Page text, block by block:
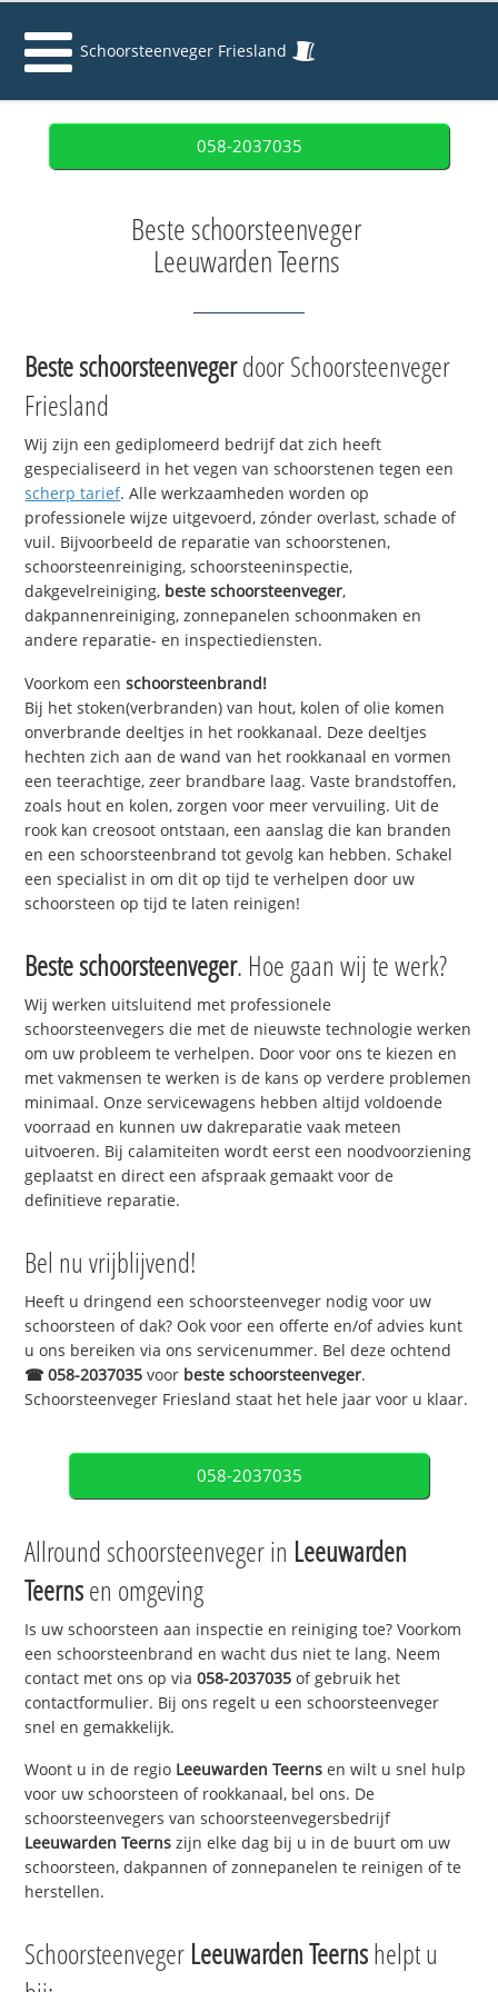
Schoorsteenveger Friesland
058-2037035
Beste schoorsteenveger
Leeuwarden Teerns
Beste schoorsteenvegerdoor Schoorsteenveger
Friesland
Wij zijn een gediplomeerd bedrijf dat zich heeft
gespecialiseerd in het vegen van schoorstenen tegen een
scherp tarief. Alle werkzaamheden worden op
professionele wijze uitgevoerd, zónder overlast, schade of
vuil. Bijvoorbeeld de reparatie van schoorstenen,
schoorsteenreiniging, schoorsteeninspectie,
dakgevelreiniging, beste schoorsteenveger,
dakpannenreiniging, zonnepanelen schoonmaken en
andere reparatie- en inspectiediensten.
Voorkom eenschoorsteenbrand!
Bij het stoken(verbranden) van hout, kolen of olie komen
onverbrande deeltjes in het rookkanaal. Deze deeltjes
hechten zich aan de wand van het rookkanaal en vormen
een teerachtige, zeer brandbare laag. Vaste brandstoffen,
zoals hout en kolen, zorgen voor meer vervuiling. Uit de
rook kan creosoot ontstaan, een aanslag die kan branden
en een schoorsteenbrand tot gevolg kan hebben. Schakel
een specialist in om dit op tijd te verhelpen door uw
schoorsteen op tijd te laten reinigen!
Beste schoorsteenveger. Hoe gaan wij te werk?
Wij werken uitsluitend met professionele
schoorsteenvegers die met de nieuwste technologie werken
om uw probleem te verhelpen. Door voor ons te kiezen en
met vakmensen te werken is de kans op verdere problemen
minimaal. Onze servicewagens hebben altijd voldoende
voorraad en kunnen uw dakreparatie vaak meteen
uitvoeren. Bij calamiteiten wordt eerst een noodvoorziening
geplaatst en direct een afspraak gemaakt voor de
definitieve reparatie.
Bel nu vrijblijvend!
Heeft u dringend een schoorsteenveger nodig voor uw
schoorsteen of dak? Ook voor een offerte en/of advies kunt
u ons bereiken via ons servicenummer. Bel deze ochtend
☎058-2037035 voor beste schoorsteenveger.
Schoorsteenveger Friesland staat het hele jaar voor u klaar.
058-2037035
Allround schoorsteenveger in Leeuwarden
Teernsen omgeving
Is uw schoorsteen aan inspectie en reiniging toe? Voorkom
een schoorsteenbrand en wacht dus niet te lang. Neem
contact met ons op via058-2037035 of gebruik het
contactformulier. Bij ons regelt u een schoorsteenveger
snel en gemakkelijk.
Woont u in de regio Leeuwarden Teerns en wilt u snel hulp
voor uw schoorsteen of rookkanaal, bel ons. De
schoorsteenvegers van schoorsteenvegersbedrijf
Leeuwarden Teerns zijn elke dag bij u in de buurt om uw
schoorsteen, dakpannen of zonnepanelen te reinigen of te
herstellen.
Schoorsteenveger Leeuwarden Teernshelpt u